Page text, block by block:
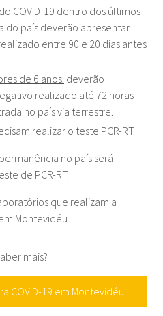
COVID-19 dentro dos últimos
do país deverão apresentar
entre 90 e 20 dias antes
de 6 anos: deverão
realizado até 72 horas
no país via terrestre.
realizar o teste PCR-RT
no país será
de PCR-RT.
que realizam a
Montevidéu.
mais?
COVID-19 em Montevidéu